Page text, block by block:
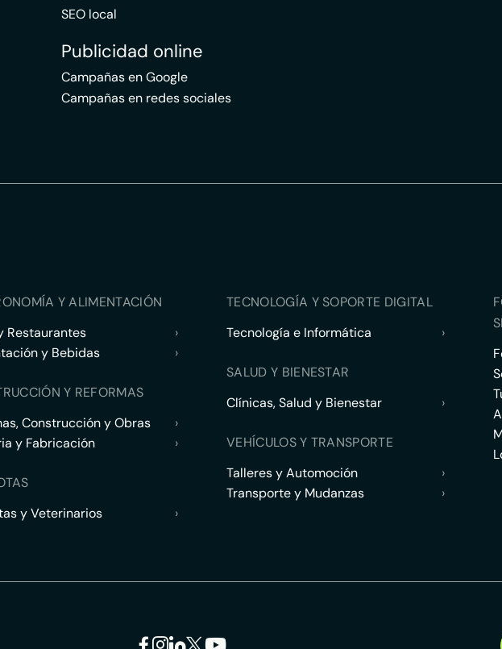
SEO local
Publicidad online
Campañas en Google
Campañas en redes sociales
Y ALIMENTACIÓN
Restaurantes
›
y Bebidas
›
Y REFORMAS
Construcción y Obras
›
y Fabricación
›
y Veterinarios
›
TECNOLOGÍA Y SOPORTE DIGITAL
Tecnología e Informática
›
SALUD Y BIENESTAR
Clínicas, Salud y Bienestar
›
VEHÍCULOS Y TRANSPORTE
Talleres y Automoción
›
Transporte y Mudanzas
›